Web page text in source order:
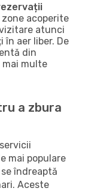
acoperite
atunci
aer liber. De
din
mai multe
a zbura
mai populare
îndreaptă
Aceste